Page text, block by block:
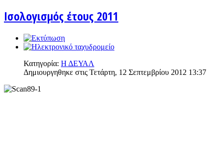
Ισολογισμός έτους 2011
Κατηγορία: Η ΔΕΥΑΛ
Δημιουργηθηκε στις Τετάρτη, 12 Σεπτεμβρίου 2012 13:37